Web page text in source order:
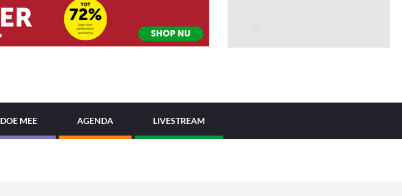
DOE MEE AGENDA LIVESTREAM